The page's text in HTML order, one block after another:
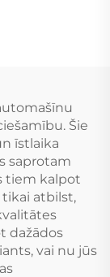
Šie
īstlaika
saprotam
tiem kalpot
atbilst,
dažādos
vai nu jūs